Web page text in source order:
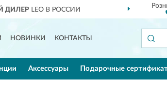
НОВИНКИ КОНТАКТЫ
Аксессуары Подарочные